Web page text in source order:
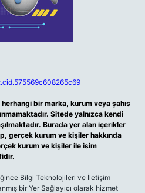
bir marka, kurum veya şahıs
Sitede yalnızca kendi
Burada yer alan içerikler
gerçek kurum ve kişiler hakkında
kurum ve kişiler ile isim
Bilgi Teknolojileri ve İletişim
bir Yer Sağlayıcı olarak hizmet